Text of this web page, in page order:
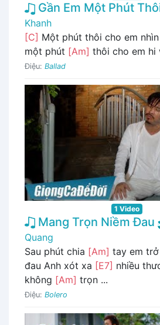
Gần Em Một Phút
Khanh
[C] Một phút thôi cho em
một phút [Am] thôi cho em hi
Điệu: Ballad
1 Video
Mang Trọn Niềm Đau
Quang
Sau phút chia [Am] tay em
đau Anh xót xa [E7] nhiều
không [Am] trọn ...
Điệu: Bolero